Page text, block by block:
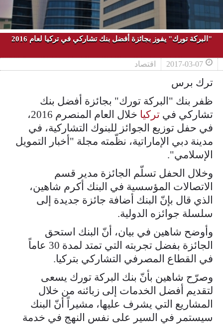
"البركة تورك" يفوز بجائزة أفضل بنك تشاركي في تركيا لعام 2016
2017-03-07 اقتصاد
ترك برس
ظفر بنك "البركة تورك" بجائزة أفضل بنك
تشاركي في تركيا
خلال العام المنصرم 2016،
في حفل توزيع الجوائز للبنوك التشاركية، في
مدينة دبي الإماراتية، نظّمته مجلة "أخبار التمويل
الإسلامي".
وخلال الحفل تسلّم الجائزة مدير قسم
الاتصالات المؤسسية في البنك أكرم شاهين،
الذي قال بإنّ البنك أضافة جائزة جديدة إلى
سلسلة جوائزه الدولية.
وأوضح شاهين في بيان، أنّ البنك استحق
الجائزة بفضل تجربته التي تمتد لمدة 30 عاماً
في القطاع المصرفي التشاركي بتركيا.
وصرّح شاهين بأنّ بنك البركة تورك يسعى
لتقديم أفضل الخدمات إلى زبائنه من خلال
المشاريع التي يشرف عليها، مشيراً أنّ البنك
سيستمر في السير على نفس النهج في خدمة